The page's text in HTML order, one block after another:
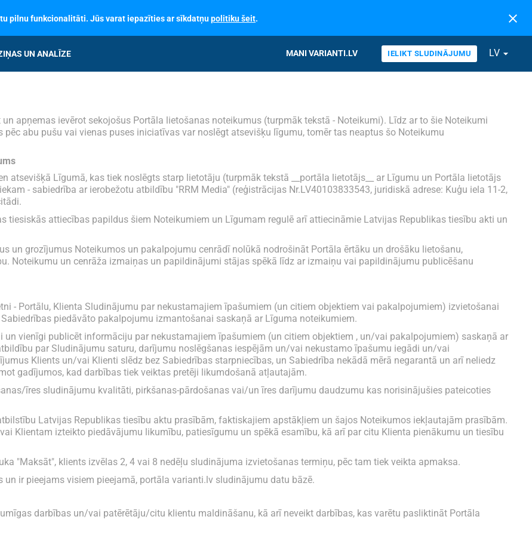
pilnu funkcionalitāti. Jūs varat iepazīties ar sīkdatņupolitiku šeit. close
UN ANALĪZE MANI VARIANTI.LV IELIKT SLUDINĀJUMU LV arrow_drop_down
apņemas ievērot sekojošus Portāla lietošanas noteikumus (turpmāk tekstā - Noteikumi). Līdz ar to šie Noteikumi
abu pušu vai vienas puses iniciatīvas var noslēgt atsevišķu līgumu, tomēr tas neaptus šo Noteikumu
atsevišķā Līgumā, kas tiek noslēgts starp lietotāju (turpmāk tekstā __portāla lietotājs__ ar Līgumu un Portāla lietotājs
- sabiedrība ar ierobežotu atbildību "RRM Media" (reģistrācijas Nr.LV40103833543, juridiskā adrese: Kuģu iela 11-2,
tiesiskās attiecības papildus šiem Noteikumiem un Līgumam regulē arī attiecināmie Latvijas Republikas tiesību akti un
un grozījumus Noteikumos un pakalpojumu cenrādī nolūkā nodrošināt Portāla ērtāku un drošāku lietošanu,
Noteikumu un cenrāža izmaiņas un papildinājumi stājas spēkā līdz ar izmaiņu vai papildinājumu publicēšanu
- Portālu, Klienta Sludinājumu par nekustamajiem īpašumiem (un citiem objektiem vai pakalpojumiem) izvietošanai
piedāvāto pakalpojumu izmantošanai saskaņā ar Līguma noteikumiem.
un vienīgi publicēt informāciju par nekustamajiem īpašumiem (un citiem objektiem , un/vai pakalpojumiem) saskaņā ar
par Sludinājumu saturu, darījumu noslēgšanas iespējām un/vai nekustamo īpašumu iegādi un/vai
Klients un/vai Klienti slēdz bez Sabiedrības starpniecības, un Sabiedrība nekādā mērā negarantā un arī neliedz
gadījumos, kad darbības tiek veiktas pretēji likumdošanā atļautajām.
īres sludinājumu kvalitāti, pirkšanas-pārdošanas vai/un īres darījumu daudzumu kas norisinājušies pateicoties
Latvijas Republikas tiesību aktu prasībām, faktiskajiem apstākļiem un šajos Noteikumos iekļautajām prasībām.
Klientam izteikto piedāvājumu likumību, patiesīgumu un spēkā esamību, kā arī par citu Klienta pienākumu un tiesību
"Maksāt", klients izvēlas 2, 4 vai 8 nedēļu sludinājuma izvietošanas termiņu, pēc tam tiek veikta apmaksa.
ir pieejams visiem pieejamā, portāla varianti.lv sludinājumu datu bāzē.
darbības un/vai patērētāju/citu klientu maldināšanu, kā arī neveikt darbības, kas varētu pasliktināt Portāla